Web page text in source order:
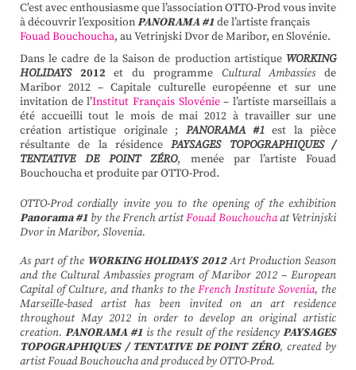
C’est avec enthousiasme que l’association OTTO-Prod vous invite
à découvrir l’expositionPANORAMA #1de l’artiste français
Fouad Bouchoucha, au Vetrinjski Dvor de Maribor, en Slovénie.
Dans le cadre de la Saison de production artistique WORKING
HOLIDAYS 2012 et du programme Cultural Ambassiesde
Maribor 2012 – Capitale culturelle européenne et sur une
invitation de l’Institut Français Slovénie– l’artiste marseillais a
été accueilli tout le mois de mai 2012 à travailler sur une
création artistique originale ; PANORAMA #1est la pièce
résultante de la résidencePAYSAGES TOPOGRAPHIQUES /
TENTATIVE DE POINT ZÉRO, menée par l’artiste Fouad
Bouchoucha et produite par OTTO-Prod.
OTTO-Prod cordially invite you to the opening of the exhibition
Panorama #1 by the French artistFouad Bouchouchaat Vetrinjski
Dvor in Maribor, Slovenia.
As part of the WORKING HOLIDAYS 2012Art Production Season
and the Cultural Ambassies program of Maribor 2012 – European
Capital of Culture, and thanks to the French Institute Sovenia, the
Marseille-based artist has been invited on an art residence
throughout May 2012 in order to develop an original artistic
creation.PANORAMA #1 is the result of the residencyPAYSAGES
TOPOGRAPHIQUES / TENTATIVE DE POINT ZÉRO, created by
artist Fouad Bouchoucha and produced by OTTO-Prod.